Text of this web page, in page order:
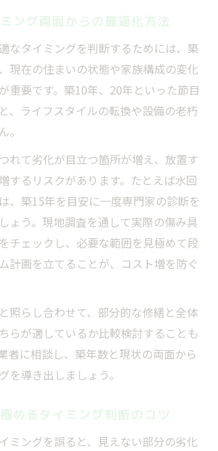
ング両面からの最適化方法
なタイミングを判断するためには、築
現在の住まいの状態や家族構成の変化
重要です。築10年、20年といった節目
、ライフスタイルの転換や設備の老朽
。
れて劣化が目立つ箇所が増え、放置す
するリスクがあります。たとえば水回
、築15年を目安に一度専門家の診断を
ょう。現地調査を通して実際の傷み具
チェックし、必要な範囲を見極めて段
計画を立てることが、コスト増を防ぐ
照らし合わせて、部分的な修繕と全体
らが適しているか比較検討することも
者に相談し、築年数と現状の両面から
を導き出しましょう。
めるタイミング判断のコツ
ミングを誤ると、見えない部分の劣化